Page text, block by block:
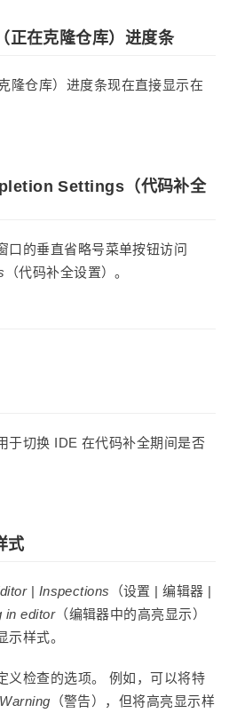
在克隆仓库）进度条
克隆仓库）进度条现在直接显示在
Settings（代码补全
口的垂直省略号菜单按钮访问
（代码补全设置）。
于切换 IDE 在代码补全期间是否
式
| Inspections （设置 | 编辑器 |
in editor（编辑器中的高亮显示）
示样式。
义检查的选项。 例如，可以将特
Warning （警告），但将高亮显示样